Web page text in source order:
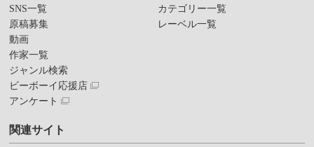
SNS一覧
原稿募集
動画
作家一覧
ジャンル検索
ビーボーイ応援店
アンケート
カテゴリー一覧
レーベル一覧
関連サイト